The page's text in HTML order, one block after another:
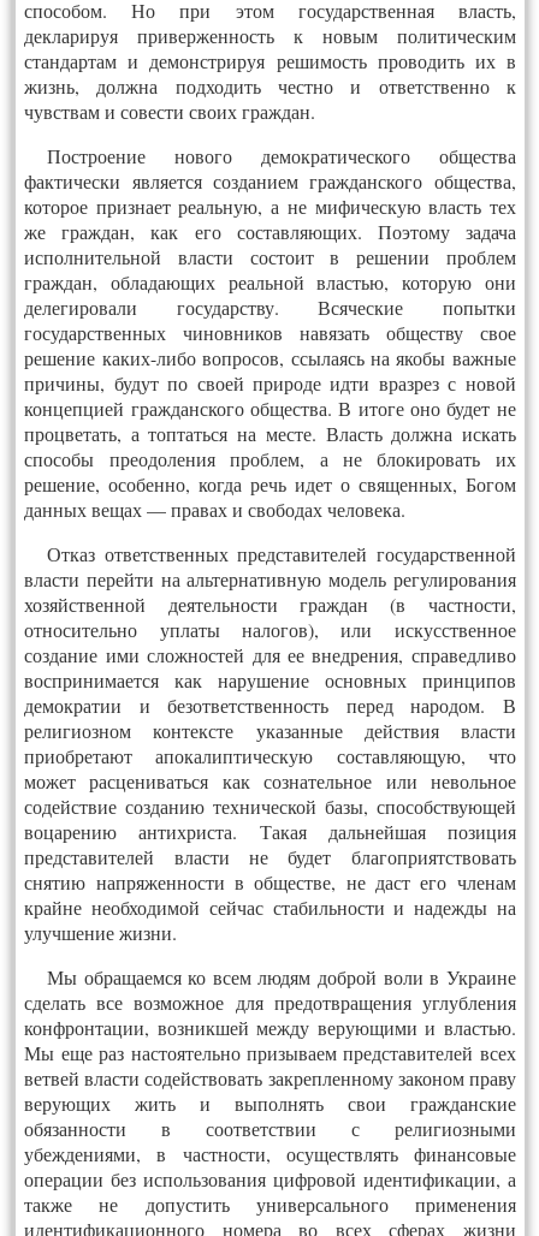
способом. Но при этом государственная власть,
декларируя приверженность к новым политическим
стандартам и демонстрируя решимость проводить их в
жизнь, должна подходить честно и ответственно к
чувствам и совести своих граждан.
Построение нового демократического общества
фактически является созданием гражданского общества,
которое признает реальную, а не мифическую власть тех
же граждан, как его составляющих. Поэтому задача
исполнительной власти состоит в решении проблем
граждан, обладающих реальной властью, которую они
делегировали государству. Всяческие попытки
государственных чиновников навязать обществу свое
решение каких-либо вопросов, ссылаясь на якобы важные
причины, будут по своей природе идти вразрез с новой
концепцией гражданского общества. В итоге оно будет не
процветать, а топтаться на месте. Власть должна искать
способы преодоления проблем, а не блокировать их
решение, особенно, когда речь идет о священных, Богом
данных вещах — правах и свободах человека.
Отказ ответственных представителей государственной
власти перейти на альтернативную модель регулирования
хозяйственной деятельности граждан (в частности,
относительно уплаты налогов), или искусственное
создание ими сложностей для ее внедрения, справедливо
воспринимается как нарушение основных принципов
демократии и безответственность перед народом. В
религиозном контексте указанные действия власти
приобретают апокалиптическую составляющую, что
может расцениваться как сознательное или невольное
содействие созданию технической базы, способствующей
воцарению антихриста. Такая дальнейшая позиция
представителей власти не будет благоприятствовать
снятию напряженности в обществе, не даст его членам
крайне необходимой сейчас стабильности и надежды на
улучшение жизни.
Мы обращаемся ко всем людям доброй воли в Украине
сделать все возможное для предотвращения углубления
конфронтации, возникшей между верующими и властью.
Мы еще раз настоятельно призываем представителей всех
ветвей власти содействовать закрепленному законом праву
верующих жить и выполнять свои гражданские
обязанности в соответствии с религиозными
убеждениями, в частности, осуществлять финансовые
операции без использования цифровой идентификации, а
также не допустить универсального применения
идентификационного номера во всех сферах жизни